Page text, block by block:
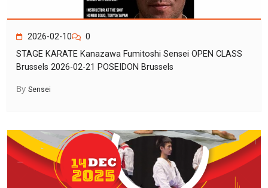
2026-02-10
0
STAGE KARATE Kanazawa Fumitoshi Sensei OPEN CLASS
Brussels 2026-02-21 POSEIDON Brussels
By Sensei